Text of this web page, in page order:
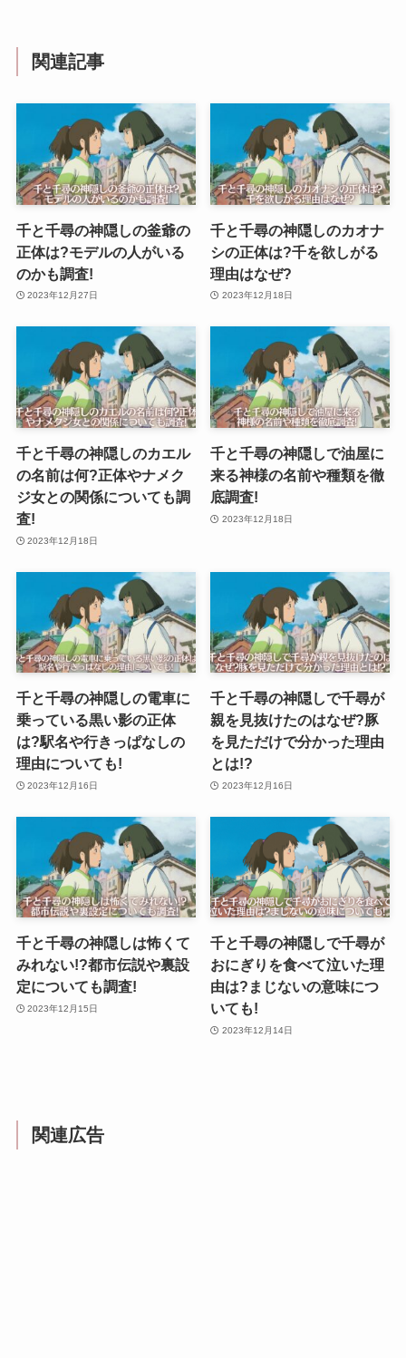
関連記事
千と千尋の神隠しの釜爺の
正体は?モデルの人がいる
のかも調査!
2023年12月27日
千と千尋の神隠しのカオナ
シの正体は?千を欲しがる
理由はなぜ?
2023年12月18日
千と千尋の神隠しのカエル
の名前は何?正体やナメク
ジ女との関係についても調
査!
2023年12月18日
千と千尋の神隠しで油屋に
来る神様の名前や種類を徹
底調査!
2023年12月18日
千と千尋の神隠しの電車に
乗っている黒い影の正体
は?駅名や行きっぱなしの
理由についても!
2023年12月16日
千と千尋の神隠しで千尋が
親を見抜けたのはなぜ?豚
を見ただけで分かった理由
とは!?
2023年12月16日
千と千尋の神隠しは怖くて
みれない!?都市伝説や裏設
定についても調査!
2023年12月15日
千と千尋の神隠しで千尋が
おにぎりを食べて泣いた理
由は?まじないの意味につ
いても!
2023年12月14日
関連広告